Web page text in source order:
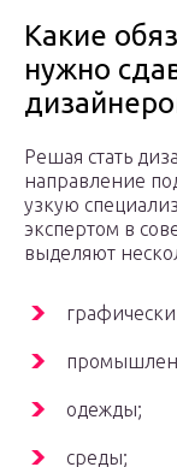
Какие
нужно
Решая стать
направление
узкую
экспертом в
выделяют
одежды;
среды;